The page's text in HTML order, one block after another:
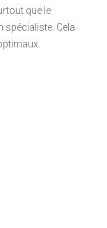
que le
spécialiste. Cela